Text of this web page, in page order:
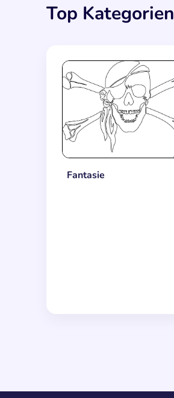
Top Kategorien
Fantasie